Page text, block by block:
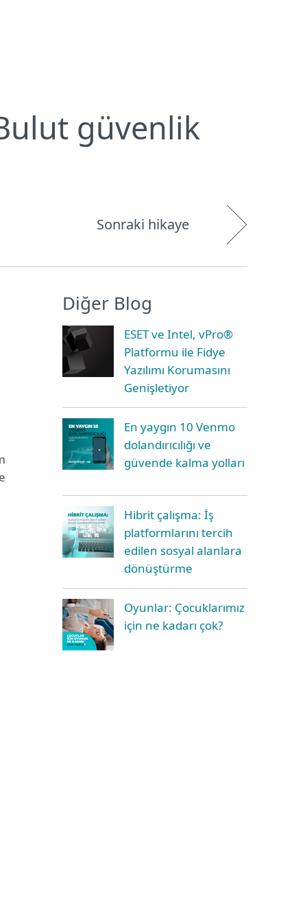
güvenlik
Sonraki hikaye
Diğer Blog
ESET ve Intel, vPro®
Platformu ile Fidye
Yazılımı Korumasını
Genişletiyor
En yaygın 10 Venmo
dolandırıcılığı ve
güvende kalma yolları
Hibrit çalışma: İş
platformlarını tercih
edilen sosyal alanlara
dönüştürme
Oyunlar: Çocuklarımız
için ne kadarı çok?